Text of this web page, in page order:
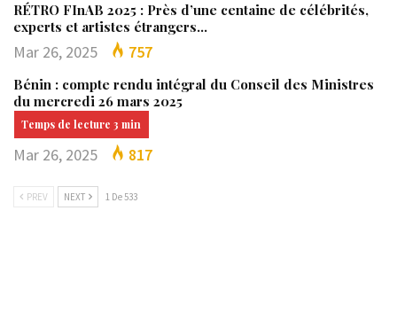
RÉTRO FInAB 2025 : Près d’une centaine de célébrités,
experts et artistes étrangers…
Mar 26, 2025 757
Bénin : compte rendu intégral du Conseil des Ministres
du mercredi 26 mars 2025
Mar 26, 2025 817
PREV NEXT 1 De 533